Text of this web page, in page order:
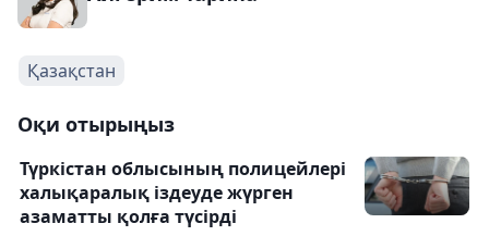
Қазақстан
Оқи отырыңыз
Түркістан облысының полицейлері
халықаралық іздеуде жүрген
азаматты қолға түсірді